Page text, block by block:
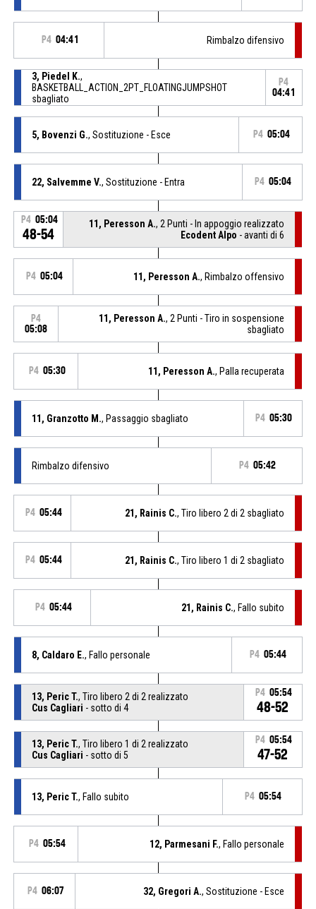
P4 04:41 Rimbalzo difensivo
3, Piedel K.,
BASKETBALL_ACTION_2PT_FLOATINGJUMPSHOT
sbagliato
P4
04:41
5, Bovenzi G., Sostituzione - Esce P4 05:04
22, Salvemme V., Sostituzione - Entra P4 05:04
P4 05:04
48-54
11, Peresson A., 2 Punti - In appoggio realizzato
Ecodent Alpo - avanti di 6
P4 05:04 11, Peresson A., Rimbalzo offensivo
P4
05:08
11, Peresson A., 2 Punti - Tiro in sospensione
sbagliato
P4 05:30 11, Peresson A., Palla recuperata
11, Granzotto M., Passaggio sbagliato P4 05:30
Rimbalzo difensivo P4 05:42
P4 05:44 21, Rainis C., Tiro libero 2 di 2 sbagliato
P4 05:44 21, Rainis C., Tiro libero 1 di 2 sbagliato
P4 05:44 21, Rainis C., Fallo subito
8, Caldaro E., Fallo personale P4 05:44
13, Peric T., Tiro libero 2 di 2 realizzato
Cus Cagliari - sotto di 4
P4 05:54
48-52
13, Peric T., Tiro libero 1 di 2 realizzato
Cus Cagliari - sotto di 5
P4 05:54
47-52
13, Peric T., Fallo subito P4 05:54
P4 05:54 12, Parmesani F., Fallo personale
P4 06:07 32, Gregori A., Sostituzione - Esce